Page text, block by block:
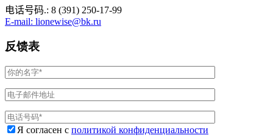
电话号码.: 8 (391) 250-17-99
E-mail: lionewise@bk.ru
反馈表
Я согласен с политикой конфиденциальности